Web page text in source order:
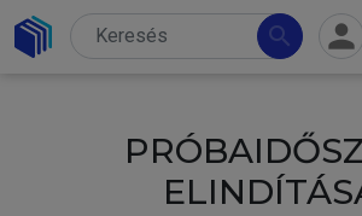
search person